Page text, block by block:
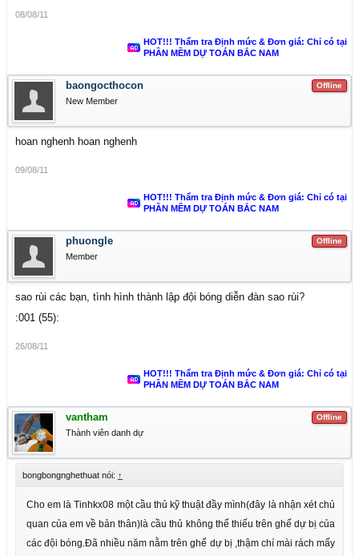
08/08/11
HOT!!! Thẩm tra Định mức & Đơn giá: Chỉ có tại
PHẦN MỀM DỰ TOÁN BẮC NAM
Offline
baongocthocon
New Member
hoan nghenh hoan nghenh
09/08/11
HOT!!! Thẩm tra Định mức & Đơn giá: Chỉ có tại
PHẦN MỀM DỰ TOÁN BẮC NAM
Offline
phuongle
Member
sao rùi các bạn, tình hình thành lập đội bóng diễn đàn sao rùi?
:001 (55):
26/08/11
HOT!!! Thẩm tra Định mức & Đơn giá: Chỉ có tại
PHẦN MỀM DỰ TOÁN BẮC NAM
Offline
vantham
Thành viên danh dự
bongbongnghethuat nói: ↑
Cho em là Tinhkx08 một cầu thủ kỹ thuật đầy mình(đây là nhận xét chủ
quan của em về bản thân)là cầu thủ không thể thiếu trên ghế dự bị của
các đội bóng.Đã nhiều năm nằm trên ghế dự bị ,thậm chí mài rách mấy